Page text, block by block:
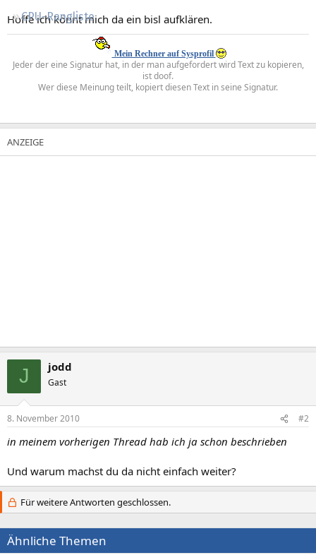
CPU-Rangliste
Hoffe ich könnt mich da ein bisl aufklären.
Mein Rechner auf Sysprofil
Jeder der eine Signatur hat, in der man aufgefordert wird Text zu kopieren,
ist doof.
Wer diese Meinung teilt, kopiert diesen Text in seine Signatur.​
J jodd
Gast
8. November 2010 #2
in meinem vorherigen Thread hab ich ja schon beschrieben
Und warum machst du da nicht einfach weiter?
Für weitere Antworten geschlossen.
Ähnliche Themen